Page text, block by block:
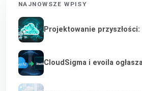
NAJNOWSZE WPISY
Projektowanie
CloudSigma i evoila